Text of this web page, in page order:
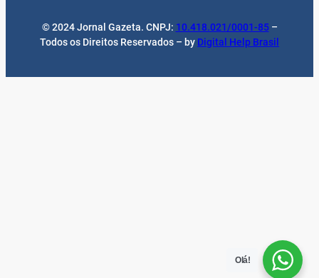
Todos os Direitos Reservados – byDigital Help Brasil
Olá!